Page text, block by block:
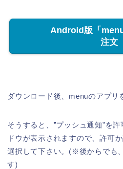
Android版「
注文
ダウンロード後、menuのアプリ
そうすると、”プッシュ通知”を
ドウが表示されますので、許可
選択して下さい。(※後からでも
す)